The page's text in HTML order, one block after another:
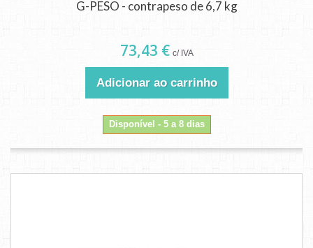
G-PESO - contrapeso de 6,7 kg
73,43 € c/ IVA
Adicionar ao carrinho
Disponível - 5 a 8 dias